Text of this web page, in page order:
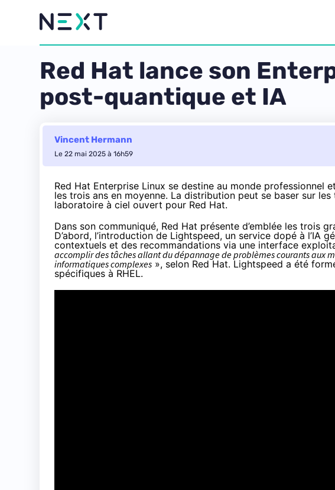
Red Hat lance son
post-quantique et IA
Vincent Hermann
Le 22 mai 2025 à 16h59
Red Hat Enterprise Linux se destine au monde professionnel
les trois ans en moyenne. La distribution peut se baser sur les
laboratoire à ciel ouvert pour Red Hat.
Dans son communiqué, Red Hat présente d’emblée les trois
D’abord, l’introduction de Lightspeed, un service dopé à l’IA
contextuels et des recommandations via une interface
accomplir des tâches allant du dépannage de problèmes courants aux
informatiques complexes », selon Red Hat. Lightspeed a été
spécifiques à RHEL.